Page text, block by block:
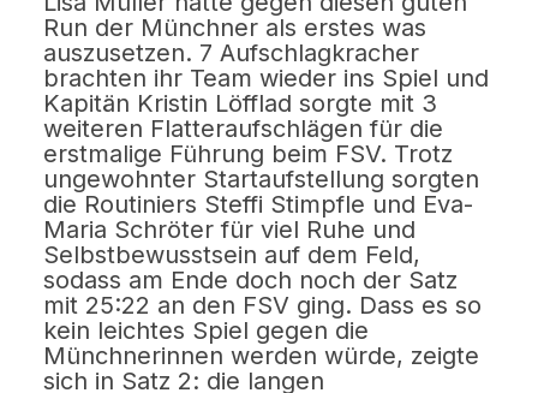
Run der Münchner als erstes was
auszusetzen. 7 Aufschlagkracher
brachten ihr Team wieder ins Spiel und
Kapitän Kristin Löfflad sorgte mit 3
weiteren Flatteraufschlägen für die
erstmalige Führung beim FSV. Trotz
ungewohnter Startaufstellung sorgten
die Routiniers Steffi Stimpfle und Eva-
Maria Schröter für viel Ruhe und
Selbstbewusstsein auf dem Feld,
sodass am Ende doch noch der Satz
mit 25:22 an den FSV ging. Dass es so
kein leichtes Spiel gegen die
Münchnerinnen werden würde, zeigte
sich in Satz 2: die langen